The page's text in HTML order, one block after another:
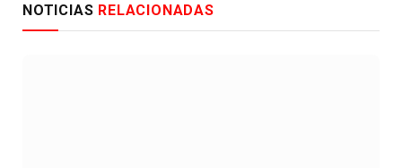
NOTICIAS RELACIONADAS